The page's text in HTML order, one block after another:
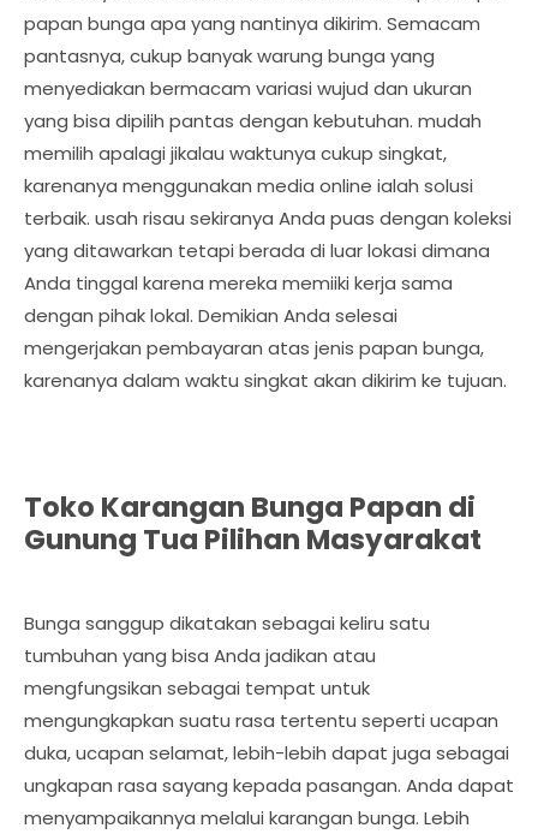
papan bunga apa yang nantinya dikirim. Semacam
pantasnya, cukup banyak warung bunga yang
menyediakan bermacam variasi wujud dan ukuran
yang bisa dipilih pantas dengan kebutuhan. mudah
memilih apalagi jikalau waktunya cukup singkat,
karenanya menggunakan media online ialah solusi
terbaik. usah risau sekiranya Anda puas dengan koleksi
yang ditawarkan tetapi berada di luar lokasi dimana
Anda tinggal karena mereka memiiki kerja sama
dengan pihak lokal. Demikian Anda selesai
mengerjakan pembayaran atas jenis papan bunga,
karenanya dalam waktu singkat akan dikirim ke tujuan.
Toko Karangan Bunga Papan di
Gunung Tua Pilihan Masyarakat
Bunga sanggup dikatakan sebagai keliru satu
tumbuhan yang bisa Anda jadikan atau
mengfungsikan sebagai tempat untuk
mengungkapkan suatu rasa tertentu seperti ucapan
duka, ucapan selamat, lebih-lebih dapat juga sebagai
ungkapan rasa sayang kepada pasangan. Anda dapat
menyampaikannya melalui karangan bunga. Lebih